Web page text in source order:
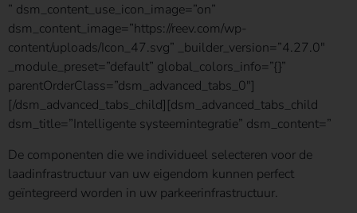
” dsm_content_use_icon_image=”on”
dsm_content_image=”https://reev.com/wp-
content/uploads/Icon_47.svg” _builder_version=”4.27.0″
_module_preset=”default” global_colors_info=”{}”
parentOrderClass=”dsm_advanced_tabs_0″]
[/dsm_advanced_tabs_child][dsm_advanced_tabs_child
dsm_title=”Intelligente systeemintegratie” dsm_content=”
De componenten die we individueel selecteren voor de
laadinfrastructuur van uw eigendom kunnen perfect
geïntegreerd worden in uw parkeerinfrastructuur.